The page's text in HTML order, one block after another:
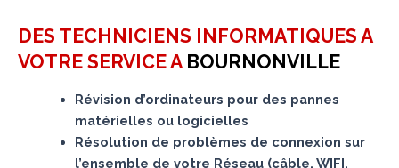
DES TECHNICIENS INFORMATIQUES A
VOTRE SERVICE A BOURNONVILLE
Révision d’ordinateurs pour des pannes
matérielles ou logicielles
Résolution de problèmes de connexion sur
l’ensemble de votre Réseau (câble, WIFI,